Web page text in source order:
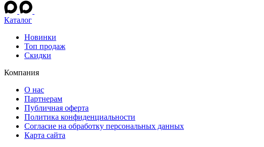
Каталог
Новинки
Топ продаж
Скидки
Компания
О нас
Партнерам
Публичная оферта
Политика конфиденциальности
Согласие на обработку персональных данных
Карта сайта